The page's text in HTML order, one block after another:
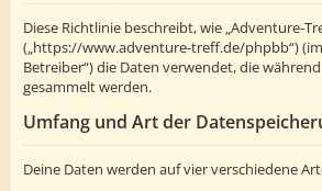
Diese Richtlinie beschreibt, wie „Adventure-
(„https://www.adventure-treff.de/phpbb“)
Betreiber“) die Daten verwendet, die
gesammelt werden.
Umfang und Art der
Deine Daten werden auf vier verschiedene